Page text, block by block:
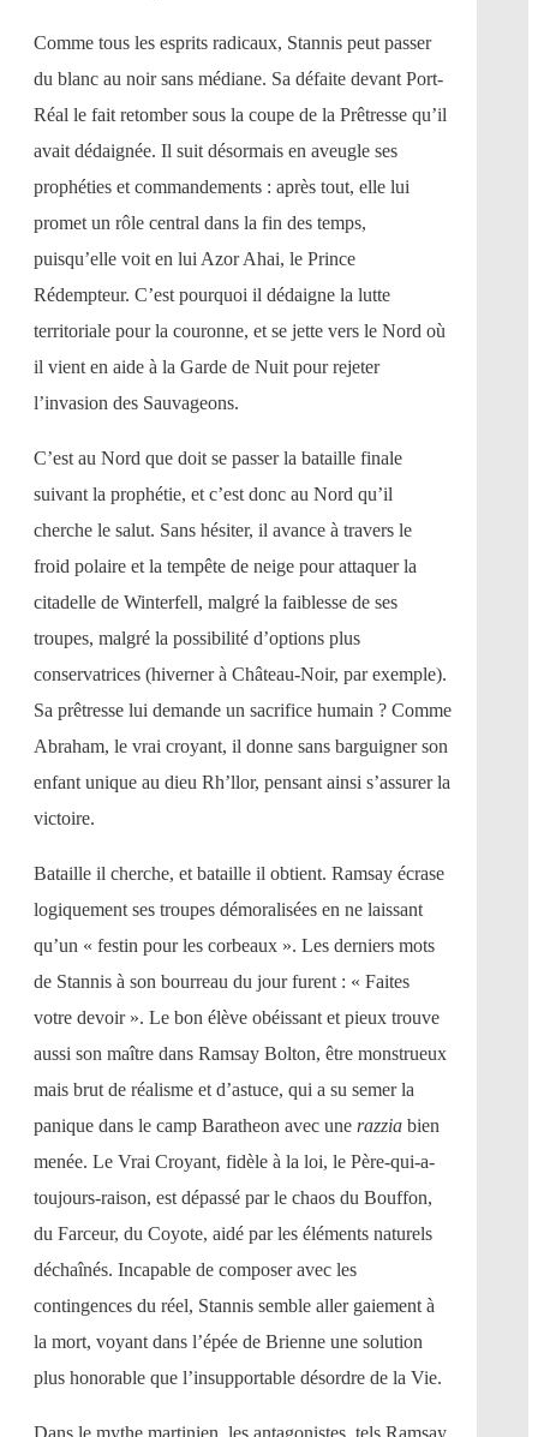
Comme tous les esprits radicaux, Stannis peut passer
du blanc au noir sans médiane. Sa défaite devant Port-
Réal le fait retomber sous la coupe de la Prêtresse qu’il
avait dédaignée. Il suit désormais en aveugle ses
prophéties et commandements : après tout, elle lui
promet un rôle central dans la fin des temps,
puisqu’elle voit en lui Azor Ahai, le Prince
Rédempteur. C’est pourquoi il dédaigne la lutte
territoriale pour la couronne, et se jette vers le Nord où
il vient en aide à la Garde de Nuit pour rejeter
l’invasion des Sauvageons.
C’est au Nord que doit se passer la bataille finale
suivant la prophétie, et c’est donc au Nord qu’il
cherche le salut. Sans hésiter, il avance à travers le
froid polaire et la tempête de neige pour attaquer la
citadelle de Winterfell, malgré la faiblesse de ses
troupes, malgré la possibilité d’options plus
conservatrices (hiverner à Château-Noir, par exemple).
Sa prêtresse lui demande un sacrifice humain ? Comme
Abraham, le vrai croyant, il donne sans barguigner son
enfant unique au dieu Rh’llor, pensant ainsi s’assurer la
victoire.
Bataille il cherche, et bataille il obtient. Ramsay écrase
logiquement ses troupes démoralisées en ne laissant
qu’un « festin pour les corbeaux ». Les derniers mots
de Stannis à son bourreau du jour furent : « Faites
votre devoir ». Le bon élève obéissant et pieux trouve
aussi son maître dans Ramsay Bolton, être monstrueux
mais brut de réalisme et d’astuce, qui a su semer la
panique dans le camp Baratheon avec une razzia bien
menée. Le Vrai Croyant, fidèle à la loi, le Père-qui-a-
toujours-raison, est dépassé par le chaos du Bouffon,
du Farceur, du Coyote, aidé par les éléments naturels
déchaînés. Incapable de composer avec les
contingences du réel, Stannis semble aller gaiement à
la mort, voyant dans l’épée de Brienne une solution
plus honorable que l’insupportable désordre de la Vie.